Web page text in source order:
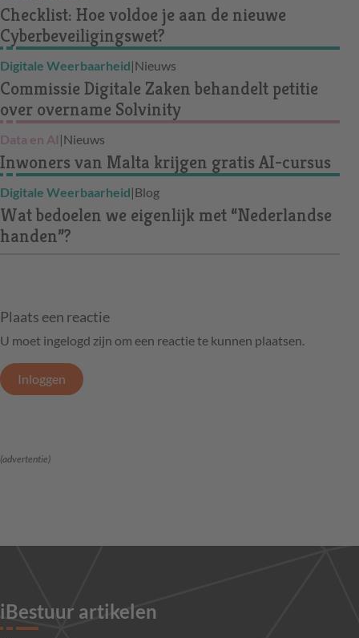
Checklist: Hoe voldoe je aan de nieuwe
Cyberbeveiligingswet?
Digitale Weerbaarheid|Nieuws
Commissie Digitale Zaken behandelt petitie
over overname Solvinity
Data en AI |Nieuws
Inwoners van Malta krijgen gratis AI-cursus
Digitale Weerbaarheid|Blog
Wat bedoelen we eigenlijk met “Nederlandse
handen”?
Plaats een reactie
U moet ingelogd zijn om een reactie te kunnen plaatsen.
Inloggen
(advertentie)
iBestuur artikelen